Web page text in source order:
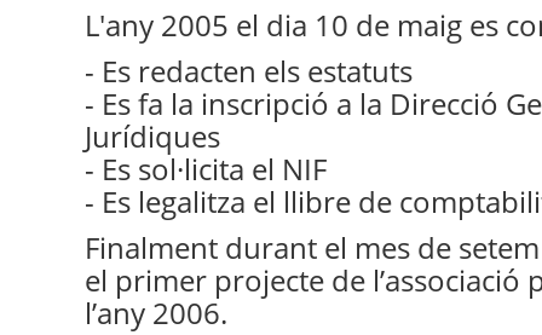
L'any 2005 el dia 10 de maig es
- Es redacten els estatuts
- Es fa la inscripció a la Direcció
Jurídiques
- Es sol·licita el NIF
- Es legalitza el llibre de
Finalment durant el mes de
el primer projecte de
l’any 2006.